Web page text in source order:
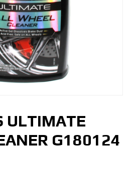
ULTIMATE
G180124